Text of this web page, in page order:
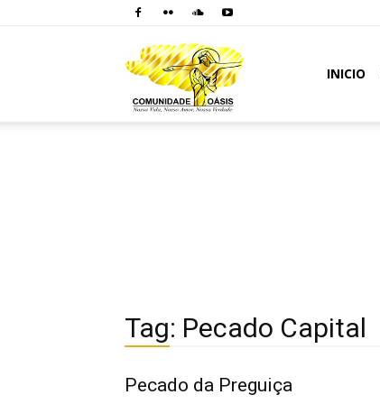
INICIO
Tag: Pecado Capital
Pecado da Preguiça